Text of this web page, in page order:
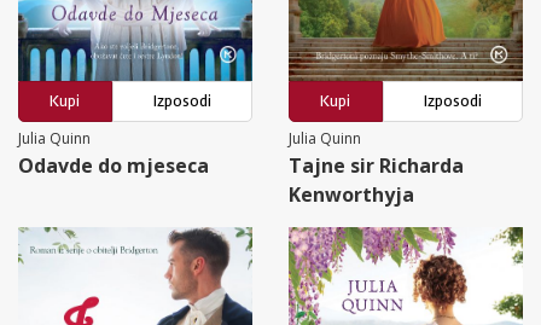
Kupi
Izposodi
Julia Quinn
Odavde do mjeseca
Kupi
Izposodi
Julia Quinn
Tajne sir Richarda
Kenworthyja